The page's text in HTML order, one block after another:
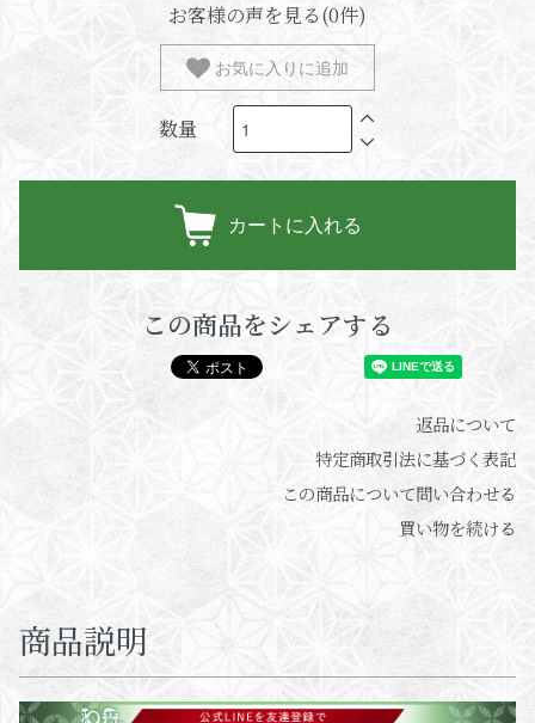
お客様の声を見る(0件)
お気に入りに追加
数量
カートに入れる
この商品をシェアする
返品について
特定商取引法に基づく表記
この商品について問い合わせる
買い物を続ける
商品説明